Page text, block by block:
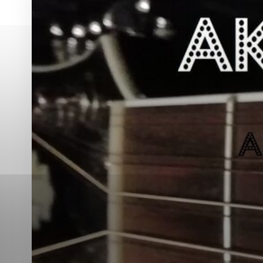
Karanténna stanica Malacky
Sčítanie obyvateľov, domov a bytov
2021
Separovaný zber v meste
Technické cookies
Technické súbory
tým, že umožňujú
Analytické cookies
Analytické cookies
aby mohol stránky
možné ich spojiť s